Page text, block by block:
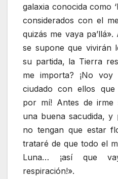
galaxia conocida como
considerados con el
quizás me vaya
se supone que vivirán
su partida, la Tierra
me importa? ¡No
ciudado con ellos
por mí! Antes de irme
una buena sacudida,
no tengan que estar
trataré de que todo el
Luna… ¡así que
respiración!».